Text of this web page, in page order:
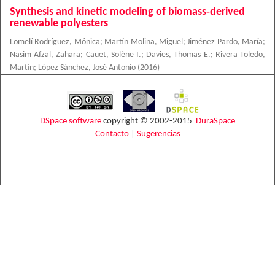
Synthesis and kinetic modeling of biomass‐derived
renewable polyesters
Lomelí Rodríguez, Mónica; Martín Molina, Miguel ;Jiménez Pardo, María;
Nasim Afzal, Zahara; Cauët, Solène I.; Davies, Thomas E.; Rivera Toledo,
Martín; López Sánchez, José Antonio (2016)
DSpace software copyright © 2002-2015 DuraSpace
Contacto| Sugerencias